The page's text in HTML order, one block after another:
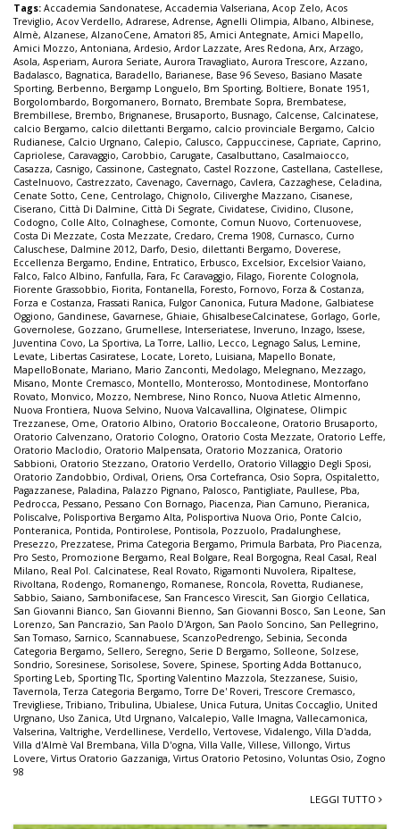
Tags: Accademia Sandonatese, Accademia Valseriana, Acop Zelo, Acos
Treviglio, Acov Verdello, Adrarese, Adrense, Agnelli Olimpia, Albano, Albinese,
Almè, Alzanese, AlzanoCene, Amatori 85, Amici Antegnate, Amici Mapello,
Amici Mozzo, Antoniana, Ardesio, Ardor Lazzate, Ares Redona, Arx, Arzago,
Asola, Asperiam, Aurora Seriate, Aurora Travagliato, Aurora Trescore, Azzano,
Badalasco, Bagnatica, Baradello, Barianese, Base 96 Seveso, Basiano Masate
Sporting, Berbenno, Bergamp Longuelo, Bm Sporting, Boltiere, Bonate 1951,
Borgolombardo, Borgomanero, Bornato, Brembate Sopra, Brembatese,
Brembillese, Brembo, Brignanese, Brusaporto, Busnago, Calcense, Calcinatese,
calcio Bergamo, calcio dilettanti Bergamo, calcio provinciale Bergamo, Calcio
Rudianese, Calcio Urgnano, Calepio, Calusco, Cappuccinese, Capriate, Caprino,
Capriolese, Caravaggio, Carobbio, Carugate, Casalbuttano, Casalmaiocco,
Casazza, Casnigo, Cassinone, Castegnato, Castel Rozzone, Castellana, Castellese,
Castelnuovo, Castrezzato, Cavenago, Cavernago, Cavlera, Cazzaghese, Celadina,
Cenate Sotto, Cene, Centrolago, Chignolo, Ciliverghe Mazzano, Cisanese,
Ciserano, Città Di Dalmine, Città Di Segrate, Cividatese, Cividino, Clusone,
Codogno, Colle Alto, Colnaghese, Comonte, Comun Nuovo, Cortenuovese,
Costa Di Mezzate, Costa Mezzate, Credaro, Crema 1908, Curnasco, Curno
Caluschese, Dalmine 2012, Darfo, Desio, dilettanti Bergamo, Doverese,
Eccellenza Bergamo, Endine, Entratico, Erbusco, Excelsior, Excelsior Vaiano,
Falco, Falco Albino, Fanfulla, Fara, Fc Caravaggio, Filago, Fiorente Colognola,
Fiorente Grassobbio, Fiorita, Fontanella, Foresto, Fornovo, Forza & Costanza,
Forza e Costanza, Frassati Ranica, Fulgor Canonica, Futura Madone, Galbiatese
Oggiono, Gandinese, Gavarnese, Ghiaie, GhisalbeseCalcinatese, Gorlago, Gorle,
Governolese, Gozzano, Grumellese, Interseriatese, Inveruno, Inzago, Issese,
Juventina Covo, La Sportiva, La Torre, Lallio, Lecco, Legnago Salus, Lemine,
Levate, Libertas Casiratese, Locate, Loreto, Luisiana, Mapello Bonate,
MapelloBonate, Mariano, Mario Zanconti, Medolago, Melegnano, Mezzago,
Misano, Monte Cremasco, Montello, Monterosso, Montodinese, Montorfano
Rovato, Monvico, Mozzo, Nembrese, Nino Ronco, Nuova Atletic Almenno,
Nuova Frontiera, Nuova Selvino, Nuova Valcavallina, Olginatese, Olimpic
Trezzanese, Ome, Oratorio Albino, Oratorio Boccaleone, Oratorio Brusaporto,
Oratorio Calvenzano, Oratorio Cologno, Oratorio Costa Mezzate, Oratorio Leffe,
Oratorio Maclodio, Oratorio Malpensata, Oratorio Mozzanica, Oratorio
Sabbioni, Oratorio Stezzano, Oratorio Verdello, Oratorio Villaggio Degli Sposi,
Oratorio Zandobbio, Ordival, Oriens, Orsa Cortefranca, Osio Sopra, Ospitaletto,
Pagazzanese, Paladina, Palazzo Pignano, Palosco, Pantigliate, Paullese, Pba,
Pedrocca, Pessano, Pessano Con Bornago, Piacenza, Pian Camuno, Pieranica,
Poliscalve, Polisportiva Bergamo Alta, Polisportiva Nuova Orio, Ponte Calcio,
Ponteranica, Pontida, Pontirolese, Pontisola, Pozzuolo, Pradalunghese,
Presezzo, Prezzatese, Prima Categoria Bergamo, Primula Barbata, Pro Piacenza,
Pro Sesto, Promozione Bergamo, Real Bolgare, Real Borgogna, Real Casal, Real
Milano, Real Pol. Calcinatese, Real Rovato, Rigamonti Nuvolera, Ripaltese,
Rivoltana, Rodengo, Romanengo, Romanese, Roncola, Rovetta, Rudianese,
Sabbio, Saiano, Sambonifacese, San Francesco Virescit, San Giorgio Cellatica,
San Giovanni Bianco, San Giovanni Bienno, San Giovanni Bosco, San Leone, San
Lorenzo, San Pancrazio, San Paolo D'Argon, San Paolo Soncino, San Pellegrino,
San Tomaso, Sarnico, Scannabuese, ScanzoPedrengo, Sebinia, Seconda
Categoria Bergamo, Sellero, Seregno, Serie D Bergamo, Solleone, Solzese,
Sondrio, Soresinese, Sorisolese, Sovere, Spinese, Sporting Adda Bottanuco,
Sporting Leb, Sporting Tlc, Sporting Valentino Mazzola, Stezzanese, Suisio,
Tavernola,Terza Categoria Bergamo,Torre De' Roveri,Trescore Cremasco,
Trevigliese,Tribiano,Tribulina, Ubialese, Unica Futura, Unitas Coccaglio, United
Urgnano, Uso Zanica, Utd Urgnano, Valcalepio, Valle Imagna, Vallecamonica,
Valserina, Valtrighe, Verdellinese, Verdello, Vertovese, Vidalengo, Villa D'adda,
Villa d'Almè Val Brembana, Villa D'ogna, Villa Valle, Villese, Villongo, Virtus
Lovere, Virtus Oratorio Gazzaniga, Virtus Oratorio Petosino, Voluntas Osio, Zogno
98
LEGGI TUTTO